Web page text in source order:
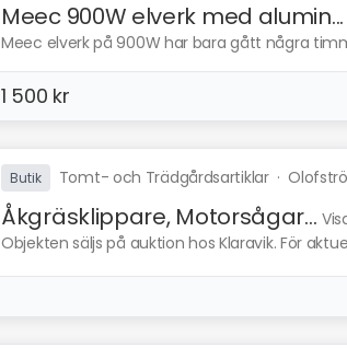
Meec 900W elverk med alumin...
Meec elverk på 900W har bara gått några
1 500 kr
Butik Tomt- och Trädgårdsartiklar·
Åkgräsklippare, Motorsågar...
Objekten säljs på auktion hos Klaravik. För